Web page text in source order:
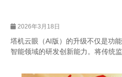
2026年3月18日
塔机云眼（AI版）的升级不仅是功
智能领域的研发创新能力。将传统
性。